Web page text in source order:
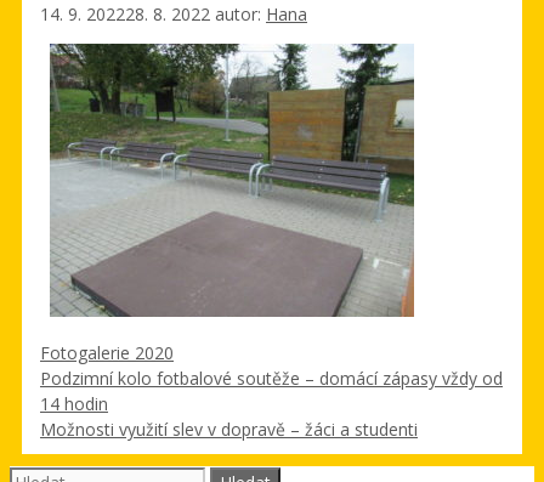
14. 9. 202228. 8. 2022 autor: Hana
Rubriky
Fotogalerie 2020
Podzimní kolo fotbalové soutěže – domácí zápasy vždy od
14 hodin
Možnosti využití slev v dopravě – žáci a studenti